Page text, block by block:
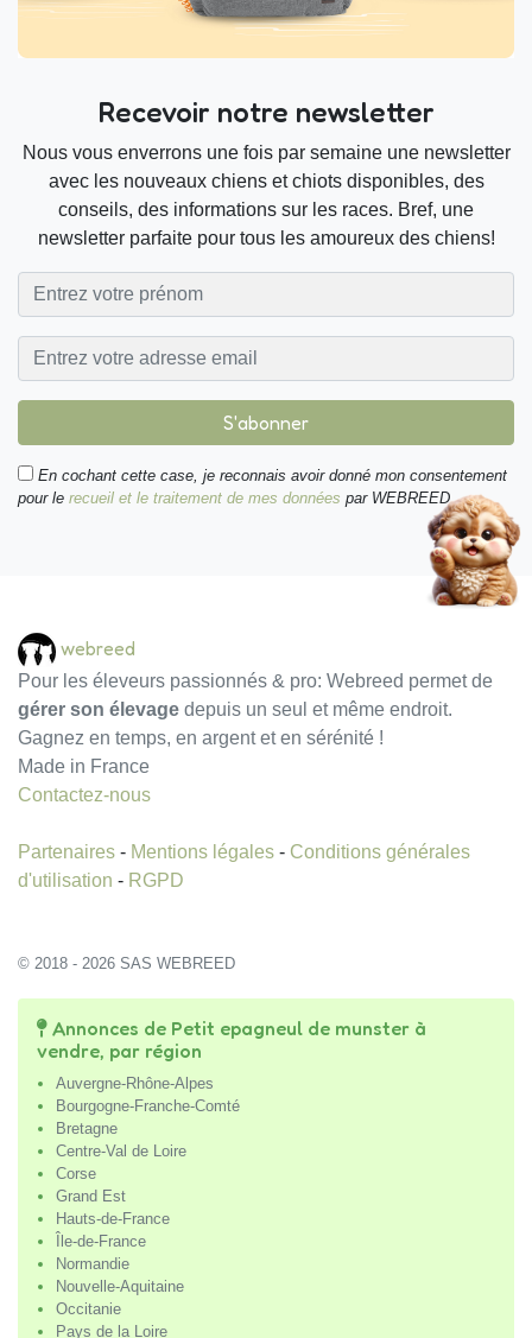
Recevoir notre newsletter
Nous vous enverrons une fois par semaine une newsletter
avec les nouveaux chiens et chiots disponibles, des
conseils, des informations sur les races. Bref, une
newsletter parfaite pour tous les amoureux des chiens!
S'abonner
En cochant cette case, je reconnais avoir donné mon consentement
pour le recueil et le traitement de mes données par WEBREED.
webreed
Pour les éleveurs passionnés & pro: Webreed permet de
gérer son élevage depuis un seul et même endroit.
Gagnez en temps, en argent et en sérénité !
Made in France
Contactez-nous
Partenaires - Mentions légales - Conditions générales
d'utilisation - RGPD
© 2018 - 2026 SAS WEBREED
Annonces de Petit epagneul de munster à
vendre, par région
Auvergne-Rhône-Alpes
Bourgogne-Franche-Comté
Bretagne
Centre-Val de Loire
Corse
Grand Est
Hauts-de-France
Île-de-France
Normandie
Nouvelle-Aquitaine
Occitanie
Pays de la Loire